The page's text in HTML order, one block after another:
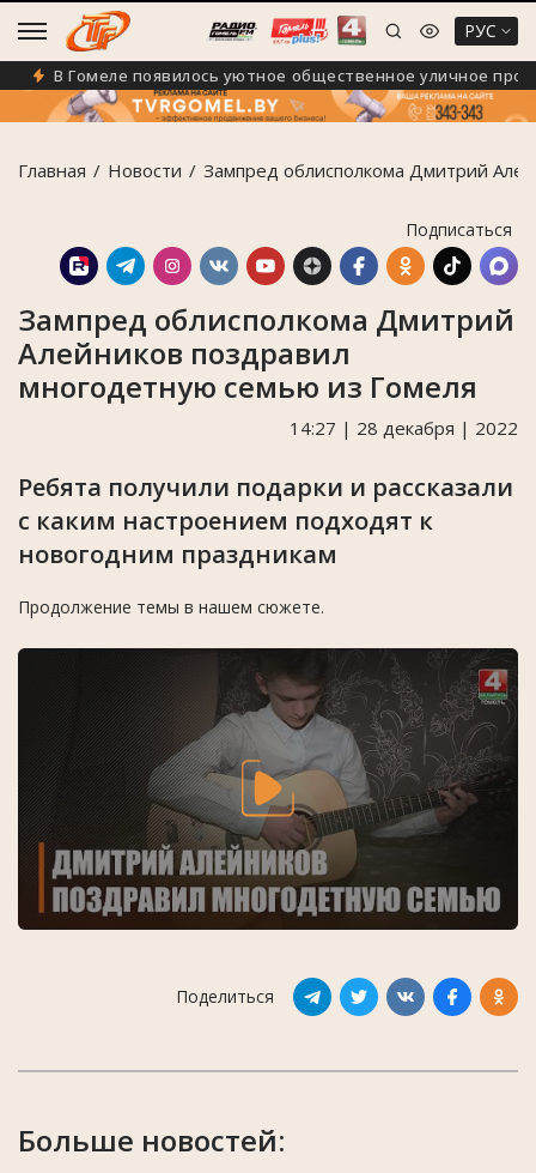
РУС
В Гомеле появилось уютное общественное уличное
Главная Новости Зампред облисполкома Дмитрий
Подписаться
Зампред облисполкома Дмитрий
Алейников поздравил
многодетную семью из Гомеля
14:27 | 28 декабря | 2022
Ребята получили подарки и рассказали
с каким настроением подходят к
новогодним праздникам
Продолжение темы в нашем сюжете.
Поделиться
Больше новостей: